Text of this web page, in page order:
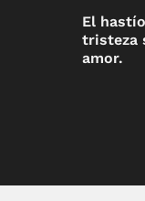
El
tristeza
amor.